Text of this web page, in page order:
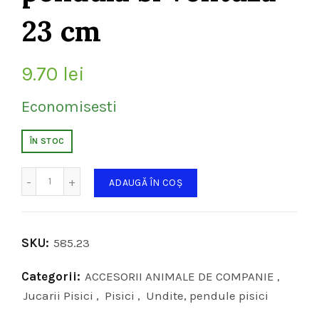
23 cm
9.70 lei
Economisesti
ÎN STOC
ADAUGĂ ÎN COȘ
SKU: 585.23
Categorii: ACCESORII ANIMALE DE COMPANIE ,
Jucarii Pisici , Pisici , Undite, pendule pisici